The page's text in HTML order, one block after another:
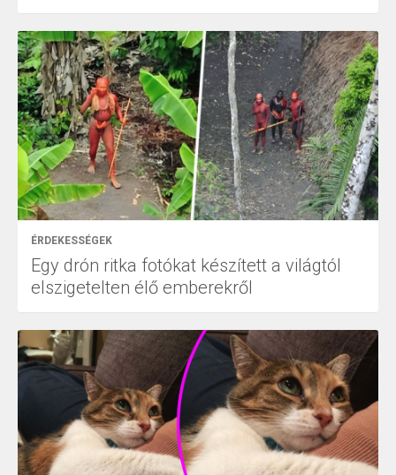
ÉRDEKESSÉGEK
Egy drón ritka fotókat készített a világtól
elszigetelten élő emberekről